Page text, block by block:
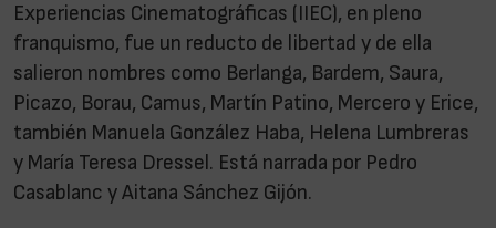
Experiencias Cinematográficas (IIEC), en pleno
franquismo, fue un reducto de libertad y de ella
salieron nombres como Berlanga, Bardem, Saura,
Picazo, Borau, Camus, Martín Patino, Mercero y Erice,
también Manuela González Haba, Helena Lumbreras
y María Teresa Dressel. Está narrada por Pedro
Casablanc y Aitana Sánchez Gijón.